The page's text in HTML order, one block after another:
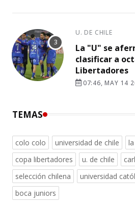
U. DE CHILE
La "U" se
clasificar a
Libertadores
07:46, MAY 14
TEMAS
colo colo universidad de chile
copa libertadores
u. de chile
selección chilena
universidad
boca juniors